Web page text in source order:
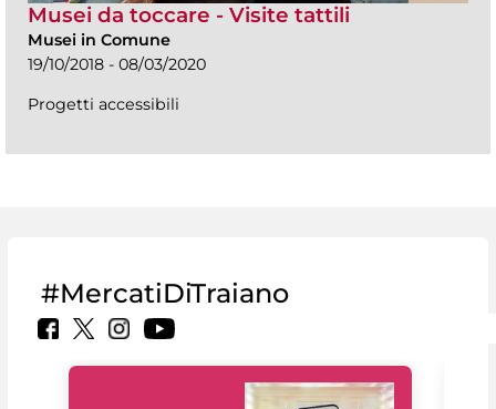
Musei da toccare - Visite tattili
Musei in Comune
19/10/2018 - 08/03/2020
Progetti accessibili
#MercatiDiTraiano